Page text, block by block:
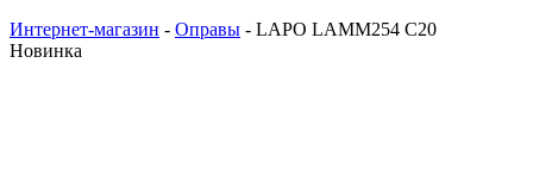
Интернет-магазин - Оправы - LAPO LAMM254 C20
Новинка